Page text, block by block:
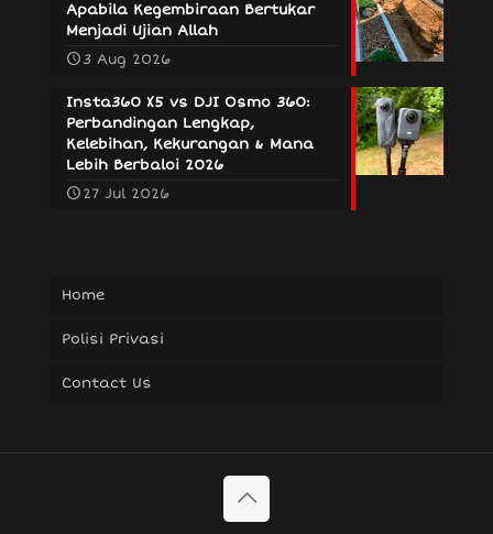
Apabila Kegembiraan Bertukar
Menjadi Ujian Allah
3 Aug 2026
Insta360 X5 vs DJI Osmo 360:
Perbandingan Lengkap,
Kelebihan, Kekurangan & Mana
Lebih Berbaloi 2026
27 Jul 2026
Home
Polisi Privasi
Contact Us